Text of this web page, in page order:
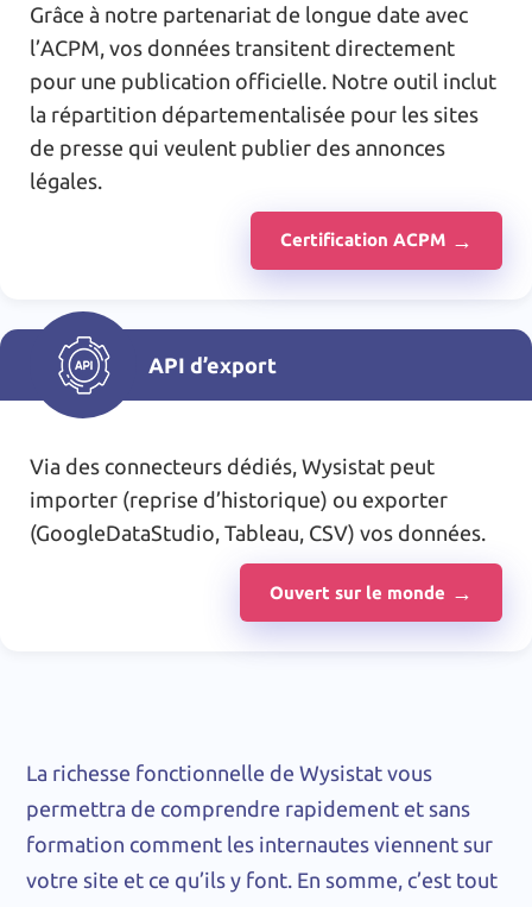
Grâce à notre partenariat de longue date avec
l’ACPM, vos données transitent directement
pour une publication officielle. Notre outil inclut
la répartition départementalisée pour les sites
de presse qui veulent publier des annonces
légales.
Certification ACPM
API d’export
Via des connecteurs dédiés, Wysistat peut
importer (reprise d’historique) ou exporter
(GoogleDataStudio, Tableau, CSV) vos données.
Ouvert sur le monde
La richesse fonctionnelle de Wysistat vous
permettra de comprendre rapidement et sans
formation comment les internautes viennent sur
votre site et ce qu’ils y font. En somme, c’est tout